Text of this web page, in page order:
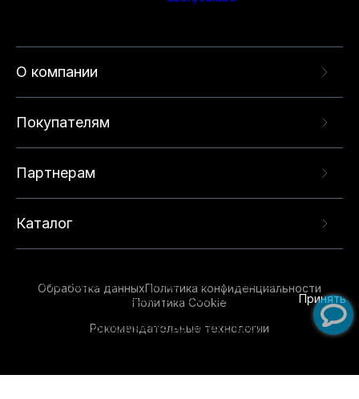
О компании
Покупателям
Партнерам
Каталог
Обработка данныхПолитика конфиденциальности
Политика Cookie
Рекомендательные технологии
опыта на нашем сайте. Продолжая использовать
данный сайт, вы соглашаетесь с использованием
технологий. Для получения дополнительной
Принять